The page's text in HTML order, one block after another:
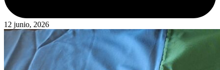
12 junio, 2026